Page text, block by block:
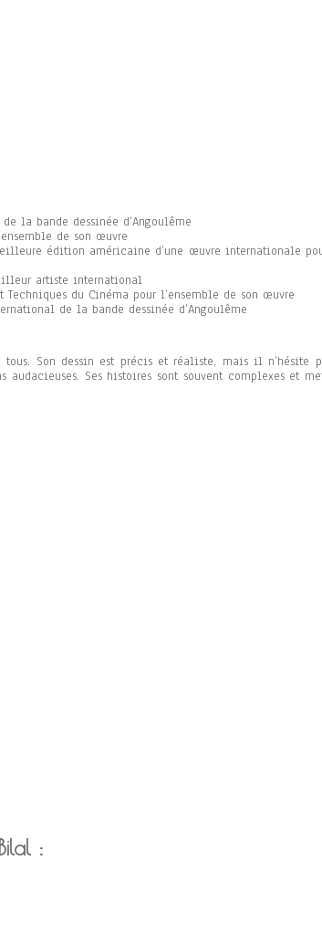
la bande dessinée d’Angoulême
de son œuvre
édition américaine d’une œuvre internationale
artiste international
Techniques du Cinéma pour l’ensemble de son œuvre
de la bande dessinée d’Angoulême
Son dessin est précis et réaliste, mais il n’hésite
Ses histoires sont souvent complexes et
: